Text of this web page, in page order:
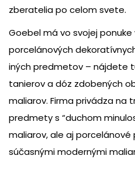
zberatelia po celom svete.
Goebel má vo svojej
porcelánových
iných predmetov – nájdete
tanierov a dóz zdobených
maliarov. Firma privádza na
predmety s “duchom
maliarov, ale aj
súčasnými modernými